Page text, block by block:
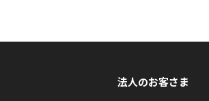
法人のお客さま